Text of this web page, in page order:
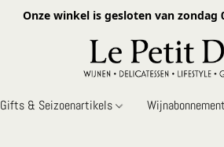
Onze winkel is gesloten van zondag
Gifts & Seizoenartikels